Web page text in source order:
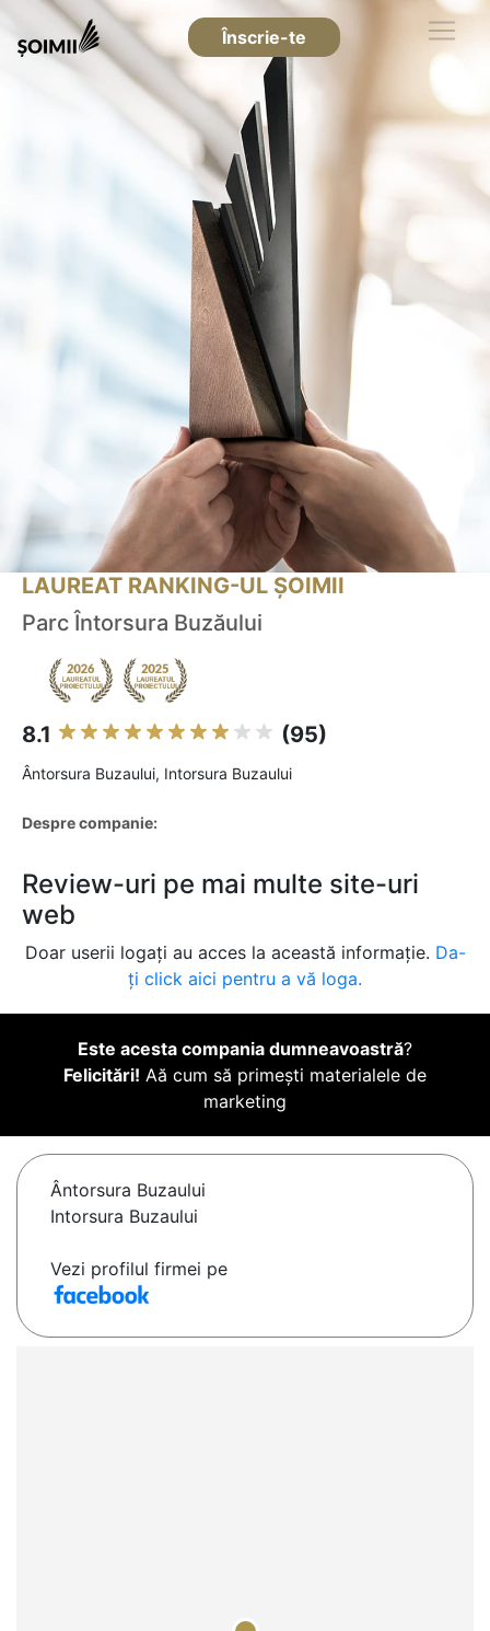
Înscrie-te
LAUREAT RANKING-UL ȘOIMII
Parc Întorsura Buzăului
8.1 (95)
Ântorsura Buzaului, Intorsura Buzaului
Despre companie:
Review-uri pe mai multe site-uri
web
Doar userii logați au acces la această informație. Da-
ți click aici pentru a vă loga.
Este acesta compania dumneavoastră?
Felicitări! Aă cum să primești materialele de
marketing
Ântorsura Buzaului
Intorsura Buzaului
Vezi profilul firmei pe